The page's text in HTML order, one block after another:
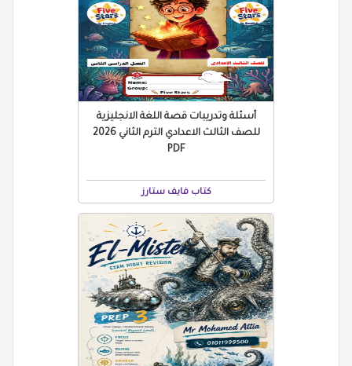
أسئلة وتدريبات قصة اللغة الانجليزية
للصف الثالث الاعدادي الترم الثاني 2026
PDF
كتاب فايف ستارز